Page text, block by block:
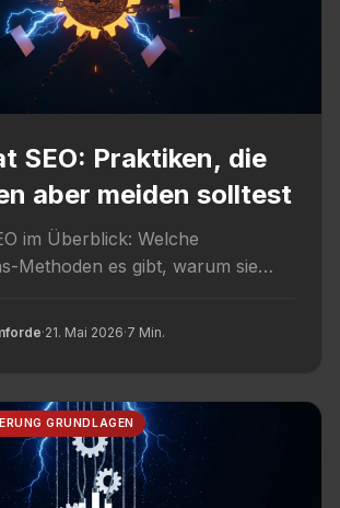
SEO: Praktiken, die
aber meiden solltest
im Überblick: Welche
Methoden es gibt, warum sie
·21. Mai 2026·7 Min.
GRUNDLAGEN